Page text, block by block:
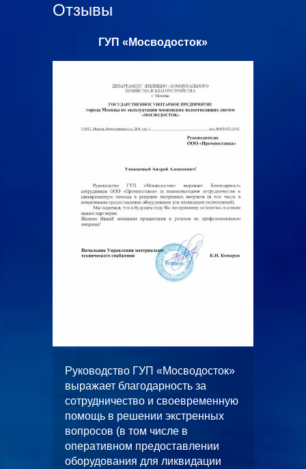
Отзывы
ГУП «Мосводосток»
Руководство ГУП «Мосводосток»
выражает благодарность за
сотрудничество и своевременную
помощь в решении экстренных
вопросов (в том числе в
оперативном предоставлении
оборудования для ликвидации